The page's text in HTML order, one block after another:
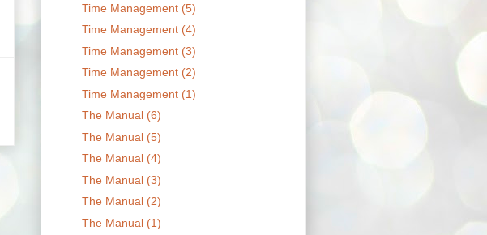
Time Management (5)
Time Management (4)
Time Management (3)
Time Management (2)
Time Management (1)
The Manual (6)
The Manual (5)
The Manual (4)
The Manual (3)
The Manual (2)
The Manual (1)